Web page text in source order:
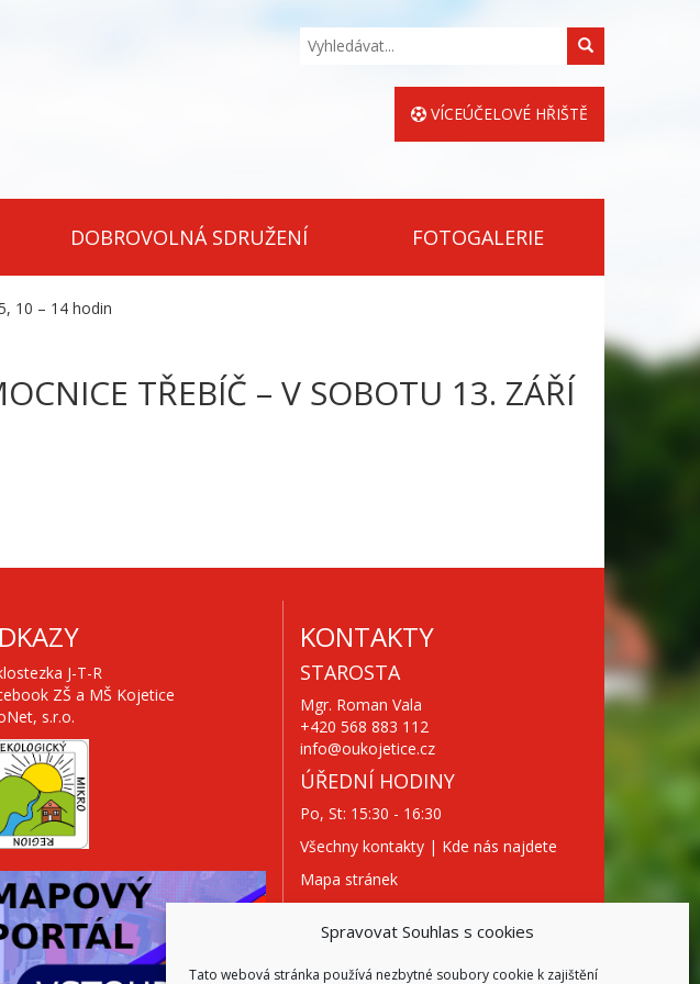
Spravovat Souhlas s cookies
Tato webová stránka používá nezbytné soubory cookie k zajištění
Hledat
VÍCEÚČELOVÉ HŘIŠTĚ
DOBROVOLNÁ SDRUŽENÍ FOTOGALERIE
10 – 14 hodin
TŘEBÍČ – V SOBOTU 13. ZÁŘÍ
J-T-R
ZŠ a MŠ Kojetice
s.r.o.
KONTAKTY
STAROSTA
Mgr. Roman Vala
+420 568 883 112
info@oukojetice.cz
ÚŘEDNÍ HODINY
Po, St: 15:30 - 16:30
Všechny kontakty | Kde nás najdete
Mapa stránek